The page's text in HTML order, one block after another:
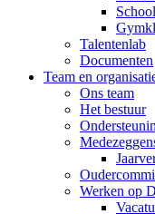
Talentenlab
Documenten
Team en
Ons team
Het bestuur
Werken op